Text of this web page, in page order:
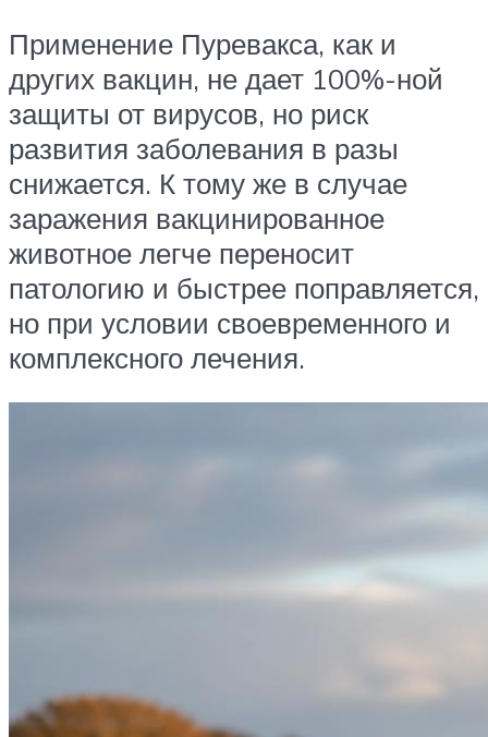
Применение Пуревакса, как и
других вакцин, не дает 100%-ной
защиты от вирусов, но риск
развития заболевания в разы
снижается. К тому же в случае
заражения вакцинированное
животное легче переносит
патологию и быстрее поправляется,
но при условии своевременного и
комплексного лечения.